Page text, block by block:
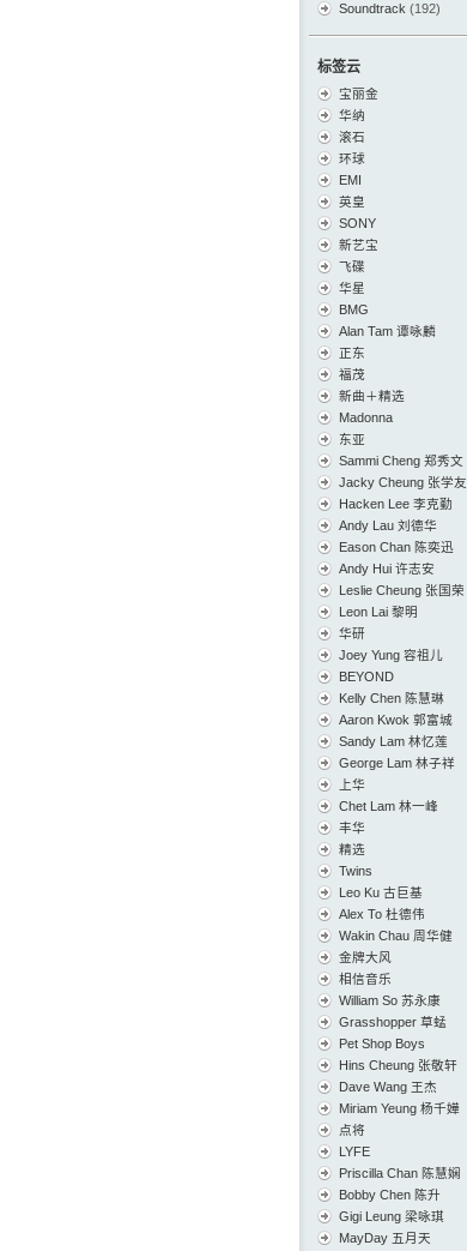
Soundtrack (192)
标签云
宝丽金
华纳
滚石
环球
EMI
英皇
SONY
新艺宝
飞碟
华星
BMG
Alan Tam 谭咏麟
正东
福茂
新曲＋精选
Madonna
东亚
Sammi Cheng 郑秀文
Jacky Cheung 张学友
Hacken Lee 李克勤
Andy Lau 刘德华
Eason Chan 陈奕迅
Andy Hui 许志安
Leslie Cheung 张国荣
Leon Lai 黎明
华研
Joey Yung 容祖儿
BEYOND
Kelly Chen 陈慧琳
Aaron Kwok 郭富城
Sandy Lam 林忆莲
George Lam 林子祥
上华
Chet Lam 林一峰
丰华
精选
Twins
Leo Ku 古巨基
Alex To 杜德伟
Wakin Chau 周华健
金牌大风
相信音乐
William So 苏永康
Grasshopper 草蜢
Pet Shop Boys
Hins Cheung 张敬轩
Dave Wang 王杰
Miriam Yeung 杨千嬅
点将
LYFE
Priscilla Chan 陈慧娴
Bobby Chen 陈升
Gigi Leung 梁咏琪
MayDay 五月天